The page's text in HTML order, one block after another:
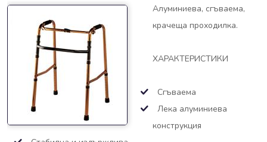
Алуминиева, сгъваема,
крачеща проходилка.
ХАРАКТЕРИСТИКИ
Сгъваема
Лека алуминиева
конструкция